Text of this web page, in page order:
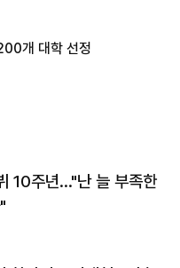
개 대학 선정
10주년…"난 늘 부족한